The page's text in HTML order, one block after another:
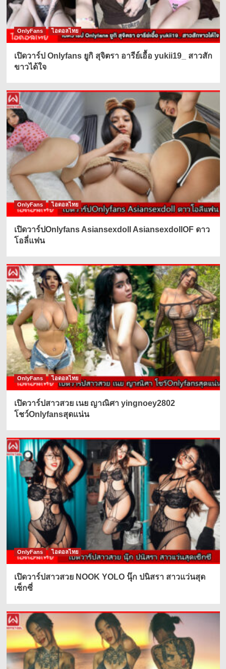
OnlyFans ไอดอลไทย
เปิดวาร์ป Onlyfans ยูกิ สุจิตรา อารีย์เอื้อ yukii19_ สาวสัก
ขาวได้ใจ
OnlyFans ไอดอลไทย
เปิดวาร์ปOnlyfans Asiansexdoll AsiansexdollOF ดาว
โอลี่แฟน
OnlyFans ไอดอลไทย
เปิดวาร์ปสาวสวย เนย ญาณิศา yingnoey2802
โชว์Onlyfansสุดแน่น
OnlyFans ไอดอลไทย
เปิดวาร์ปสาวสวย NOOK YOLO นุ๊ก ปนิสรา สาวแว่นสุด
เซ็กซี่